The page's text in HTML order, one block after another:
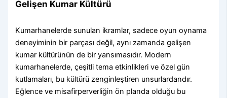
Gelişen Kumar Kültürü
Kumarhanelerde sunulan ikramlar, sadece oyun oynama
deneyiminin bir parçası değil, aynı zamanda gelişen
kumar kültürünün de bir yansımasıdır. Modern
kumarhanelerde, çeşitli tema etkinlikleri ve özel gün
kutlamaları, bu kültürü zenginleştiren unsurlardandır.
Eğlence ve misafirperverliğin ön planda olduğu bu